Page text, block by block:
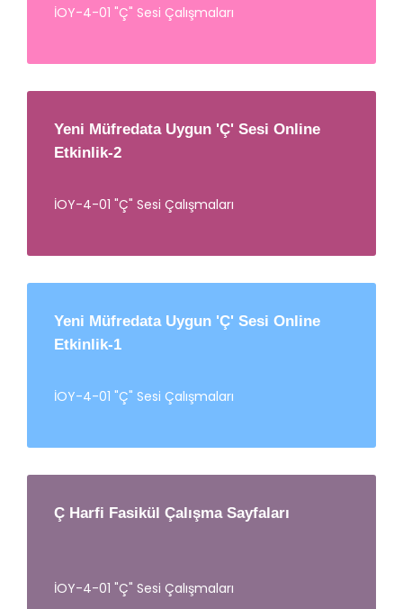
İOY-4-01 "Ç" Sesi Çalışmaları
Yeni Müfredata Uygun 'Ç' Sesi Online
Etkinlik-2
İOY-4-01 "Ç" Sesi Çalışmaları
Yeni Müfredata Uygun 'Ç' Sesi Online
Etkinlik-1
İOY-4-01 "Ç" Sesi Çalışmaları
Ç Harfi Fasikül Çalışma Sayfaları
İOY-4-01 "Ç" Sesi Çalışmaları